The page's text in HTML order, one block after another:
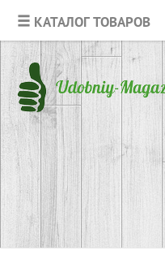
КАТАЛОГ ТОВАРОВ